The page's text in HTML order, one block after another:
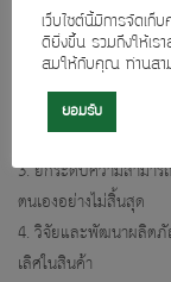
1. ทำให้ลูกค้าพึงพอใ
และปลอดภัย
2. ปรับปรุงกระบวนกา
ได้เปรียบใน
การแข่งขัน และเป็นมิ
3. ยกระดับความสามา
ตนเองอย่างไม่สิ้นสุด
4. วิจัยและพัฒนาผลิตภั
เลิศในสินค้า
เว็บไซต์นี้มีการจัดเก็
ดียิ่งขึ้น รวมถึงให้เร
สมให้กับคุณ ท่านสา
ยอมรับ